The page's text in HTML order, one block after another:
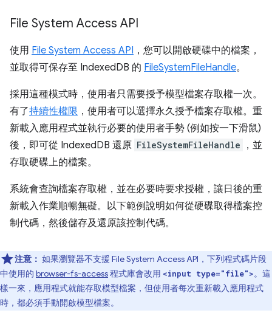
File System Access API
使用 File System Access API ，您可以開啟硬碟中的檔案，
並取得可保存至 IndexedDB 的 FileSystemFileHandle。
採用這種模式時，使用者只需要授予模型檔案存取權一次。
有了持續性權限 ，使用者可以選擇永久授予檔案存取權。重
新載入應用程式並執行必要的使用者手勢 (例如按一下滑鼠)
後，即可從 IndexedDB 還原 FileSystemFileHandle
，並
存取硬碟上的檔案。
系統會查詢檔案存取權，並在必要時要求授權，讓日後的重
新載入作業順暢無礙。以下範例說明如何從硬碟取得檔案控
制代碼，然後儲存及還原該控制代碼。
注意： 如果瀏覽器不支援 File System Access API，下列程式碼片段
中使用的 browser-fs-access程式庫會改用 <input type="file">。這
樣一來，應用程式就能存取模型檔案，但使用者每次重新載入應用程式
時，都必須手動開啟模型檔案。